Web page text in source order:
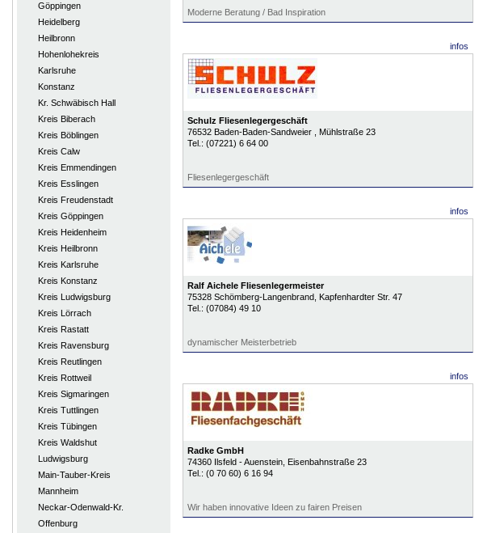
Göppingen
Heidelberg
Heilbronn
Hohenlohekreis
Karlsruhe
Konstanz
Kr. Schwäbisch Hall
Kreis Biberach
Kreis Böblingen
Kreis Calw
Kreis Emmendingen
Kreis Esslingen
Kreis Freudenstadt
Kreis Göppingen
Kreis Heidenheim
Kreis Heilbronn
Kreis Karlsruhe
Kreis Konstanz
Kreis Ludwigsburg
Kreis Lörrach
Kreis Rastatt
Kreis Ravensburg
Kreis Reutlingen
Kreis Rottweil
Kreis Sigmaringen
Kreis Tuttlingen
Kreis Tübingen
Kreis Waldshut
Ludwigsburg
Main-Tauber-Kreis
Mannheim
Neckar-Odenwald-Kr.
Offenburg
Moderne Beratung / Bad Inspiration
infos
Schulz Fliesenlegergeschäft
76532 Baden-Baden-Sandweier
, Mühlstraße 23
Tel.: (07221) 6 64 00
Fliesenlegergeschäft
infos
Ralf Aichele Fliesenlegermeister
75328 Schömberg-Langenbrand, Kapfenhardter Str. 47
Tel.: (07084) 49 10
dynamischer Meisterbetrieb
infos
Radke GmbH
74360 Ilsfeld - Auenstein, Eisenbahnstraße 23
Tel.: (0 70 60) 6 16 94
Wir haben innovative Ideen zu fairen Preisen